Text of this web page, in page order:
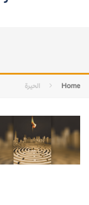
Home الحيرة